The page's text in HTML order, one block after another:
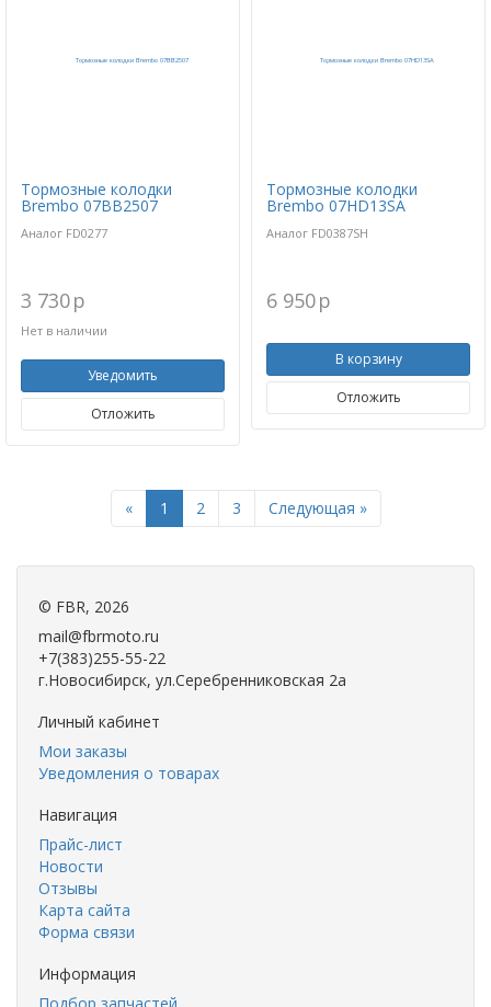
Тормозные колодки
Brembo 07BB2507
Аналог FD0277
3 730p
Нет в наличии
Уведомить
Отложить
Тормозные колодки
Brembo 07HD13SA
Аналог FD0387SH
6 950p
В корзину
Отложить
«Previous
1 2 3 Следующая »Next
© FBR, 2026
mail@fbrmoto.ru
+7(383)255-55-22
г.Новосибирск, ул.Серебренниковская 2а
Личный кабинет
Мои заказы
Уведомления о товарах
Навигация
Прайс-лист
Новости
Отзывы
Карта сайта
Форма связи
Информация